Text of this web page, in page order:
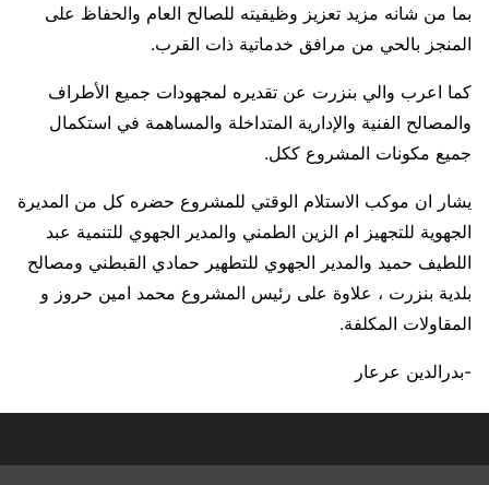
بما من شانه مزيد تعزيز وظيفيته للصالح العام والحفاظ على
المنجز بالحي من مرافق خدماتية ذات القرب.
كما اعرب والي بنزرت عن تقديره لمجهودات جميع الأطراف
والمصالح الفنية والإدارية المتداخلة والمساهمة في استكمال
جميع مكونات المشروع ككل.
يشار ان موكب الاستلام الوقتي للمشروع حضره كل من المديرة
الجهوية للتجهيز ام الزين الطمني والمدير الجهوي للتنمية عبد
اللطيف حميد والمدير الجهوي للتطهير حمادي القبطني ومصالح
بلدية بنزرت ، علاوة على رئيس المشروع محمد امين حروز و
المقاولات المكلفة.
-بدرالدين عرعار